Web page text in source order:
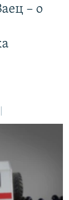
– о